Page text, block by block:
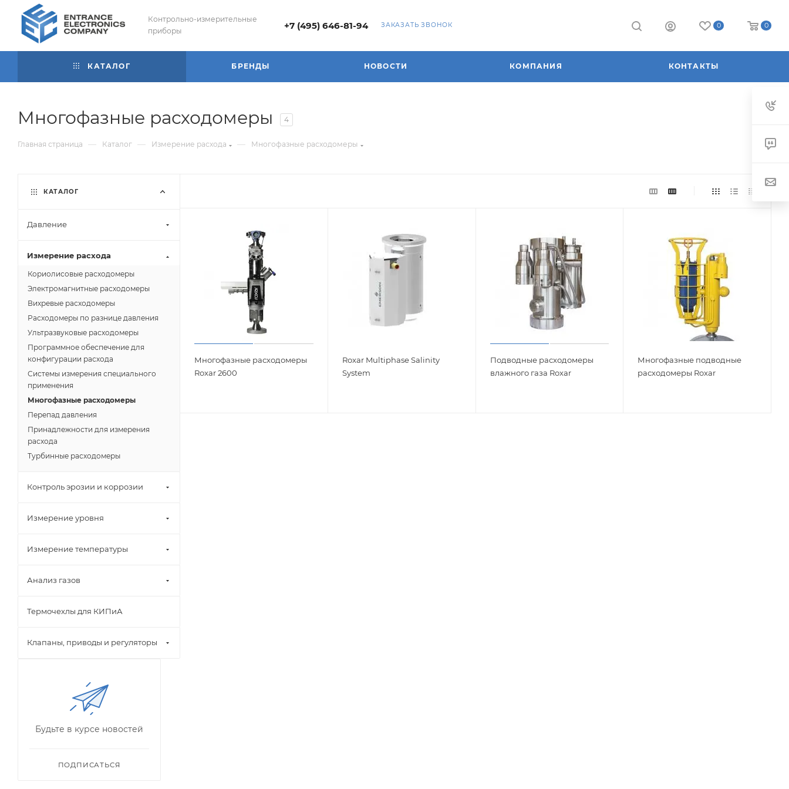
Контрольно-измерительные
приборы
+7 (495) 646-81-94 ЗАКАЗАТЬ ЗВОНОК 0 0
КАТАЛОГ БРЕНДЫ НОВОСТИ КОМПАНИЯ КОНТАКТЫ
Многофазные расходомеры 4
Главная страница — Каталог — Измерение расхода — Многофазные расходомеры
Многофазные расходомеры
Roxar 2600
Roxar Multiphase Salinity
System
Подводные расходомеры
влажного газа Roxar
Многофазные подводные
расходомеры Roxar
КАТАЛОГ
Давление
Измерение расхода
Кориолисовые расходомеры
Электромагнитные расходомеры
Вихревые расходомеры
Расходомеры по разнице давления
Ультразвуковые расходомеры
Программное обеспечение для
конфигурации расхода
Системы измерения специального
применения
Многофазные расходомеры
Перепад давления
Принадлежности для измерения
расхода
Турбинные расходомеры
Контроль эрозии и коррозии
Измерение уровня
Измерение температуры
Анализ газов
Термочехлы для КИПиА
Клапаны, приводы и регуляторы
Будьте в курсе новостей
ПОДПИСАТЬСЯ